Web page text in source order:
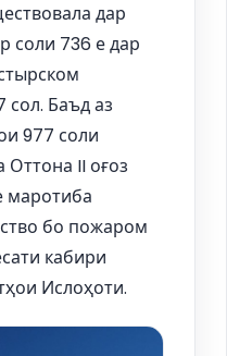
дар
соли 736 е дар
сол. Баъд аз
977 соли
II оғоз
маротиба
бо пожаром
кабири
Ислоҳоти.